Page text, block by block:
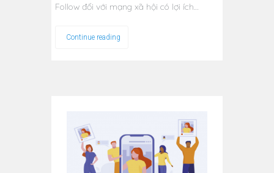
Follow đối với mạng xã hội có lợi ích…
Continue reading